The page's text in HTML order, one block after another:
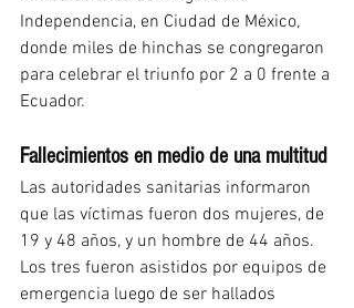
Independencia, en Ciudad de México,
donde miles de hinchas se congregaron
para celebrar el triunfo por 2 a 0 frente a
Ecuador.
Fallecimientos en medio de una multitud
Las autoridades sanitarias informaron
que las víctimas fueron dos mujeres, de
19 y 48 años, y un hombre de 44 años.
Los tres fueron asistidos por equipos de
emergencia luego de ser hallados